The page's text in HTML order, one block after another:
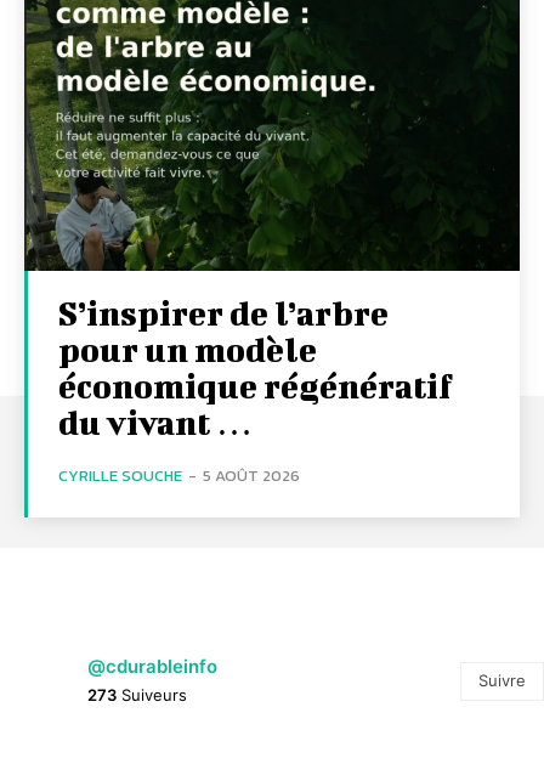
S’inspirer de l’arbre
pour un modèle
économique régénératif
du vivant …
CYRILLE SOUCHE - 5 AOÛT 2026
@cdurableinfo
273 Suiveurs
Suivre